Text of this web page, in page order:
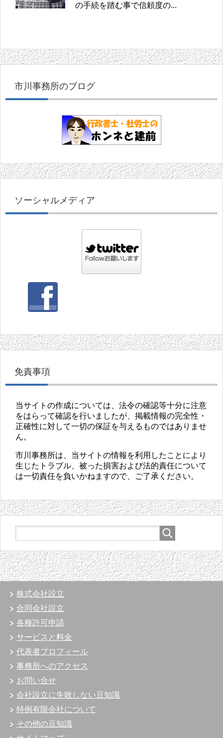
の手続を踏む事で信頼度の...
市川事務所のブログ
ソーシャルメディア
免責事項
当サイトの作成については、法令の確認等十分に注意
をはらって確認を行いましたが、掲載情報の完全性・
正確性に対して一切の保証を与えるものではありませ
ん。
市川事務所は、当サイトの情報を利用したことにより
生じたトラブル、被った損害および法的責任について
は一切責任を負いかねますので、ご了承ください。
株式会社設立
合同会社設立
各種許可申請
サービスと料金
代表者プロフィール
事務所へのアクセス
お問い合せ
会社設立に失敗しない豆知識
特例有限会社について
その他の豆知識